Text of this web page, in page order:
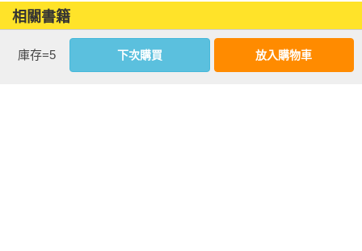
幕，榮獲43項提名及第69屆金球獎獲得「最佳動畫」名譽。
‧比利時國王也曾說「丁丁是我們國家最好的大使。當我訪問
某個國家時，我發現他早已經在那裡了。」可見《丁丁》在全
相關書籍
同作者 同分類 同出版社
庫存=5 下次購買 放入購物車